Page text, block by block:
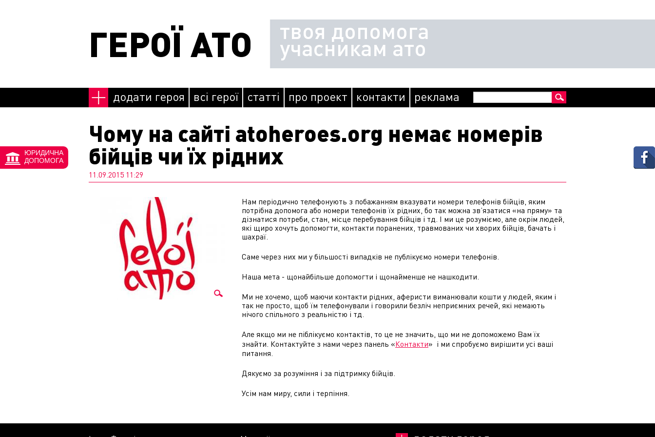
ГЕРОЇ АТО твоя допомога
учасникам ато
додати героя всі герої статті про проект контакти реклама Пошукова
форма
Чому на сайті atoheroes.org немає номерів
бійців чи їх рідних
11.09.2015 11:29
Нам періодично телефонують з побажанням вказувати номери телефонів бійців, яким
потрібна допомога або номери телефонів їх рідних, бо так можна зв’язатися «на пряму» та
дізнатися потреби, стан, місце перебування бійців і тд. І ми це розуміємо, але окрім людей,
які щиро хочуть допомогти, контакти поранених, травмованих чи хворих бійців, бачать і
шахраї.
Саме через них ми у більшості випадків не публікуємо номери телефонів.
Наша мета - щонайбільше допомогти і щонайменше не нашкодити.
Ми не хочемо, щоб маючи контакти рідних, аферисти виманювали кошти у людей, яким і
так не просто, щоб їм телефонували і говорили безліч неприємних речей, які немають
нічого спільного з реальністю і тд.
Але якщо ми не піблікуємо контактів, то це не значить, що ми не допоможемо Вам їх
знайти. Контактуйте з нами через панель «Контакти» і ми спробуємо вирішити усі ваші
питання.
Дякуємо за розуміння і за підтримку бійців.
Усім нам миру, сили і терпіння.
ЮРИДИЧНА
ДОПОМОГА